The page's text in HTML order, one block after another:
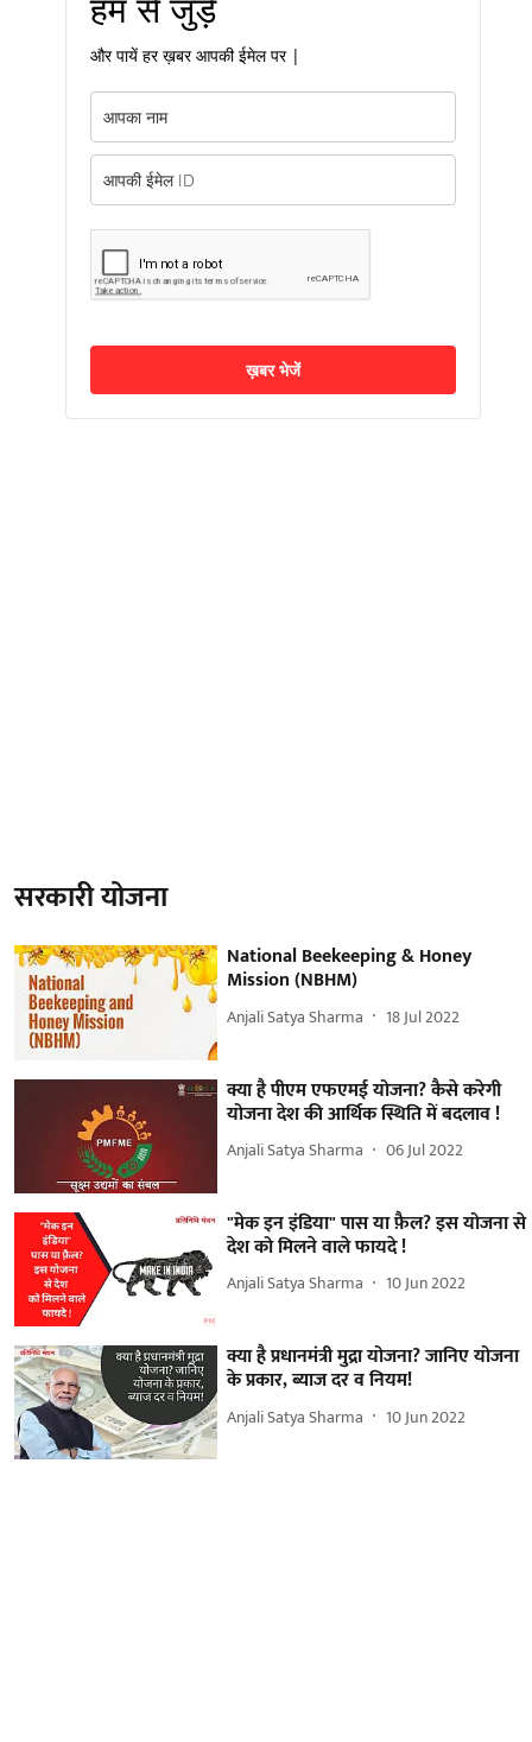
और पायें हर ख़बर आपकी ईमेल पर |
ख़बर भेजें
सरकारी योजना
National Beekeeping & Honey
Mission (NBHM)
Anjali Satya Sharma 18 Jul 2022
क्या है पीएम एफएमई योजना? कैसे करेगी
योजना देश की आर्थिक स्थिति में बदलाव !
Anjali Satya Sharma 06 Jul 2022
"मेक इन इंडिया" पास या फ़ैल? इस योजना से
देश को मिलने वाले फायदे !
Anjali Satya Sharma 10 Jun 2022
क्या है प्रधानमंत्री मुद्रा योजना? जानिए योजना
के प्रकार, ब्याज दर व नियम!
Anjali Satya Sharma 10 Jun 2022